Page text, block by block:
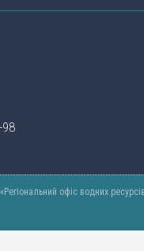
офіс водних